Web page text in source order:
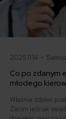
2025.11.14 •
Co po zdanym
młodego
Właśnie zdałeś
Zanim jednak